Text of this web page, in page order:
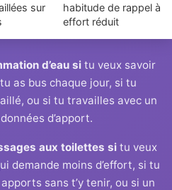
sur
habitude de rappel à
effort réduit
d’eau si tu veux savoir
as bus chaque jour, si tu
ou si tu travailles avec un
d’apport.
aux toilettes si tu veux
demande moins d’effort, si tu
sans t’y tenir, ou si un